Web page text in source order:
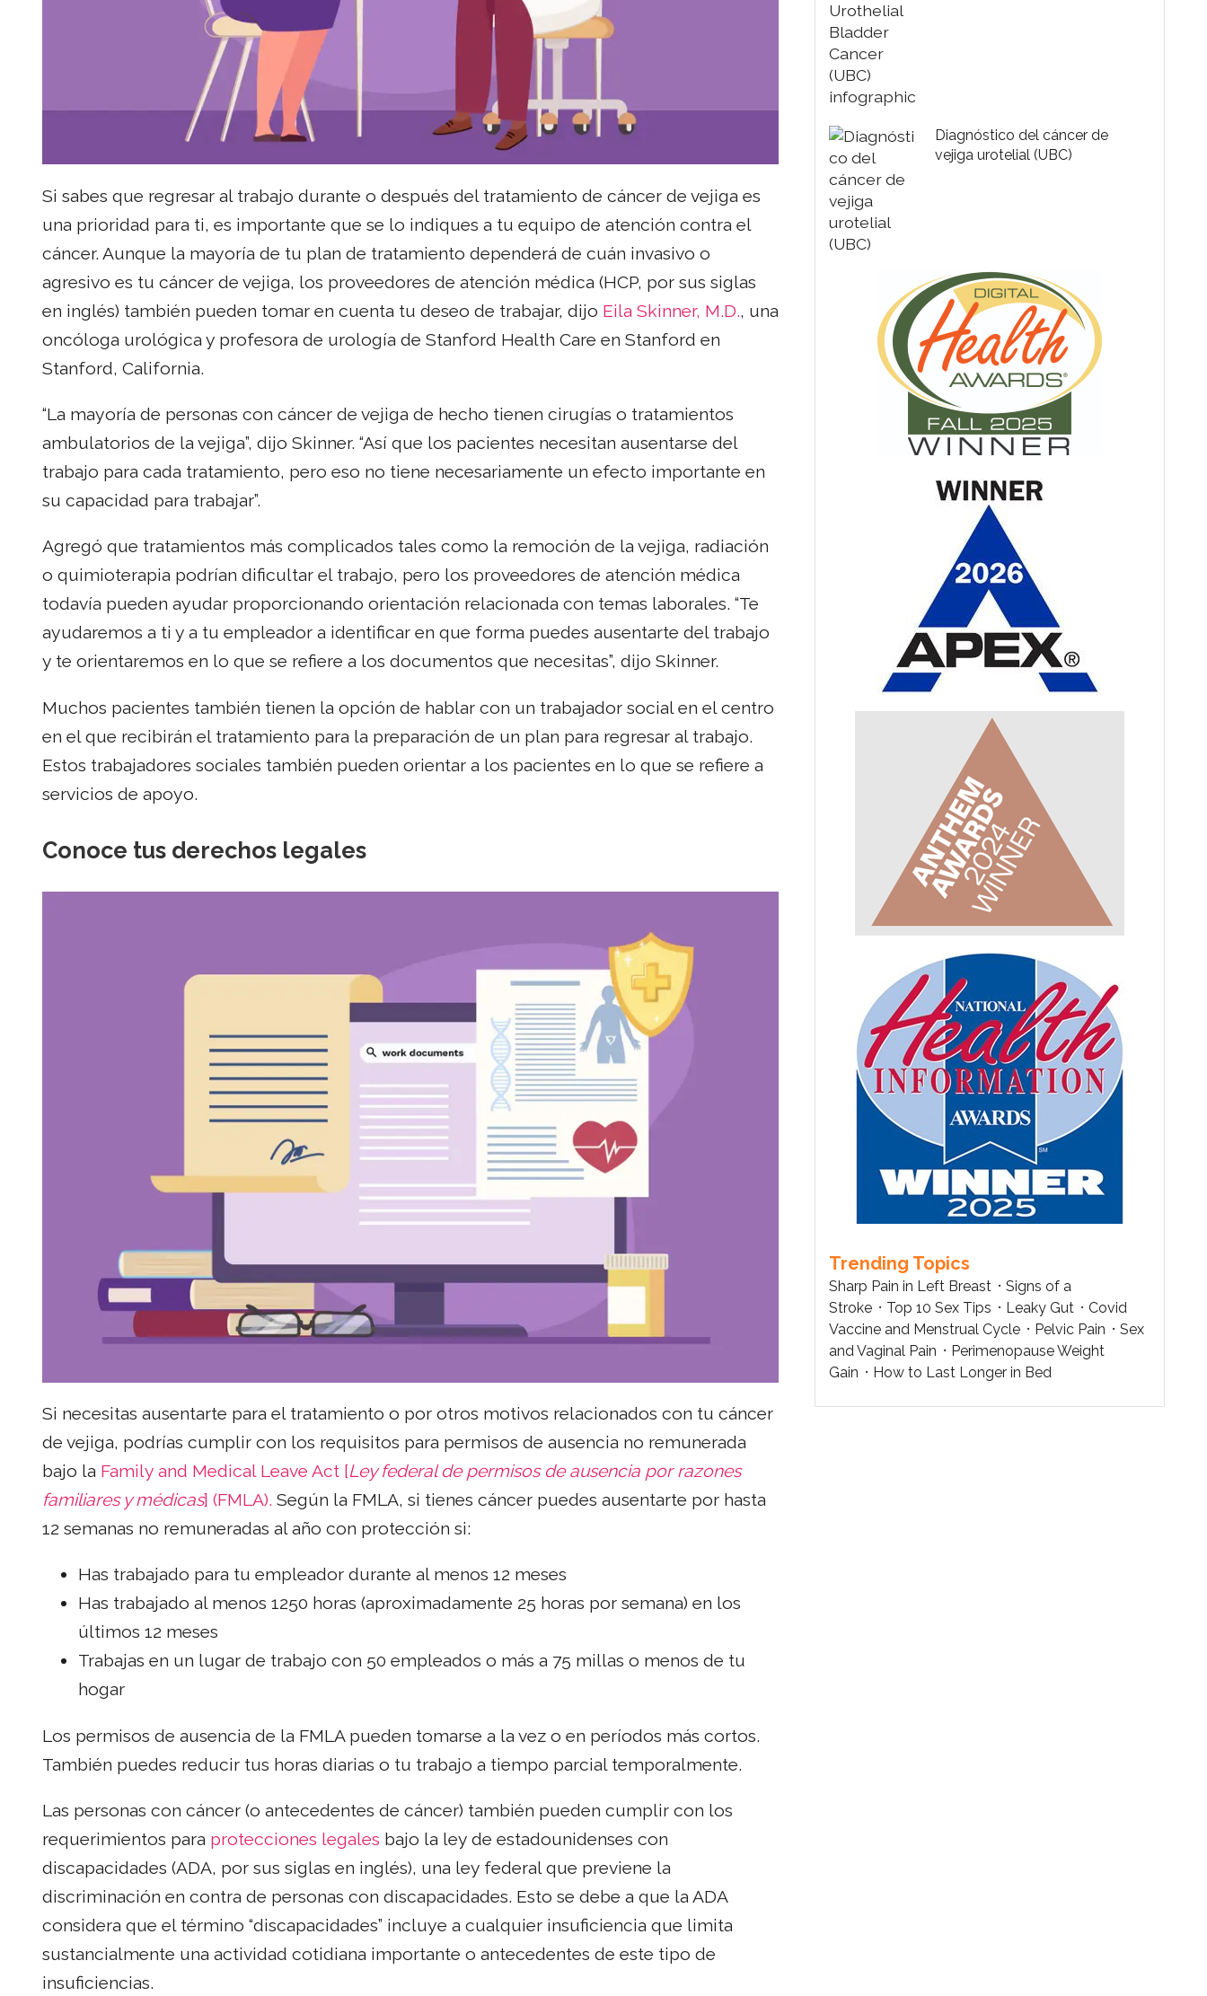
Si sabes que regresar al trabajo durante o después del tratamiento de cáncer de vejiga es
una prioridad para ti, es importante que se lo indiques a tu equipo de atención contra el
cáncer. Aunque la mayoría de tu plan de tratamiento dependerá de cuán invasivo o
agresivo es tu cáncer de vejiga, los proveedores de atención médica (HCP, por sus siglas
en inglés) también pueden tomar en cuenta tu deseo de trabajar, dijo Eila Skinner, M.D., una
oncóloga urológica y profesora de urología de Stanford Health Care en Stanford en
Stanford, California.
“La mayoría de personas con cáncer de vejiga de hecho tienen cirugías o tratamientos
ambulatorios de la vejiga”, dijo Skinner. “Así que los pacientes necesitan ausentarse del
trabajo para cada tratamiento, pero eso no tiene necesariamente un efecto importante en
su capacidad para trabajar”.
Agregó que tratamientos más complicados tales como la remoción de la vejiga, radiación
o quimioterapia podrían dificultar el trabajo, pero los proveedores de atención médica
todavía pueden ayudar proporcionando orientación relacionada con temas laborales. “Te
ayudaremos a ti y a tu empleador a identificar en que forma puedes ausentarte del trabajo
y te orientaremos en lo que se refiere a los documentos que necesitas”, dijo Skinner.
Muchos pacientes también tienen la opción de hablar con un trabajador social en el centro
en el que recibirán el tratamiento para la preparación de un plan para regresar al trabajo.
Estos trabajadores sociales también pueden orientar a los pacientes en lo que se refiere a
servicios de apoyo.
Conoce tus derechos legales
Si necesitas ausentarte para el tratamiento o por otros motivos relacionados con tu cáncer
de vejiga, podrías cumplir con los requisitos para permisos de ausencia no remunerada
bajo la Family and Medical Leave Act [Ley federal de permisos de ausencia por razones
familiares y médicas] (FMLA). Según la FMLA, si tienes cáncer puedes ausentarte por hasta
12 semanas no remuneradas al año con protección si:
Has trabajado para tu empleador durante al menos 12 meses
Has trabajado al menos 1250 horas (aproximadamente 25 horas por semana) en los
últimos 12 meses
Trabajas en un lugar de trabajo con 50 empleados o más a 75 millas o menos de tu
hogar
Los permisos de ausencia de la FMLA pueden tomarse a la vez o en períodos más cortos.
También puedes reducir tus horas diarias o tu trabajo a tiempo parcial temporalmente.
Las personas con cáncer (o antecedentes de cáncer) también pueden cumplir con los
requerimientos para protecciones legales bajo la ley de estadounidenses con
discapacidades (ADA, por sus siglas en inglés), una ley federal que previene la
discriminación en contra de personas con discapacidades. Esto se debe a que la ADA
considera que el término “discapacidades” incluye a cualquier insuficiencia que limita
sustancialmente una actividad cotidiana importante o antecedentes de este tipo de
insuficiencias.
Diagnóstico del cáncer de
vejiga urotelial (UBC)
Trending Topics
Sharp Pain in Left Breast
Signs of a
Stroke
Top 10 Sex Tips Leaky Gut
Covid
Vaccine and Menstrual Cycle
Pelvic Pain
Sex
and Vaginal Pain
Perimenopause Weight
Gain
How to Last Longer in Bed